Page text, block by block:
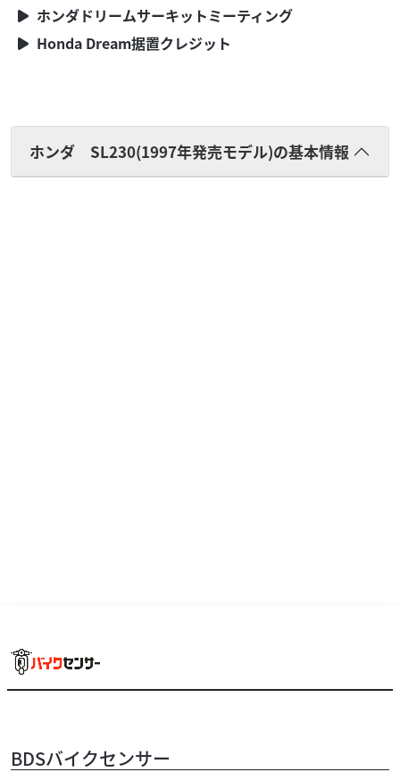
ホンダドリームサーキットミーティング
Honda Dream据置クレジット
ホンダ SL230(1997年発売モデル)の基本情報
BDSバイクセンサー